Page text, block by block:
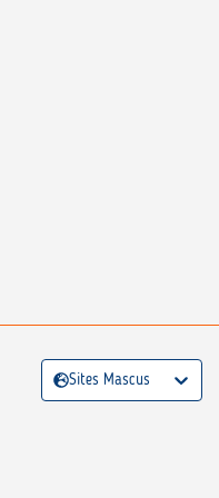
Sites Mascus